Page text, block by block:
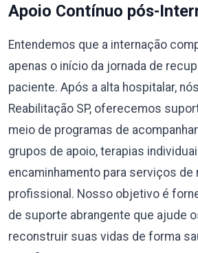
Apoio Contínuo pós-
Entendemos que a internação
apenas o início da jornada de
paciente. Após a alta hospitalar,
Reabilitação SP, oferecemos
meio de programas de
grupos de apoio, terapias
encaminhamento para serviços
profissional. Nosso objetivo é
de suporte abrangente que ajude
reconstruir suas vidas de forma